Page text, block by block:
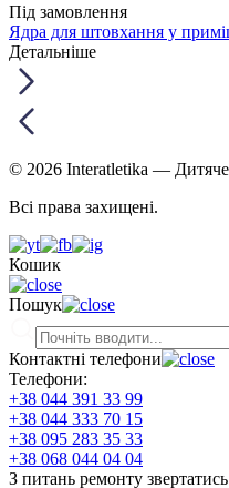
Під замовлення
Ядра для штовхання у
Детальніше
© 2026 Interatletika — Дитяче
Всі права захищені.
Кошик
Пошук
Контактні телефони
Телефони:
+38 044 391 33 99
+38 044 333 70 15
+38 095 283 35 33
+38 068 044 04 04
З питань ремонту